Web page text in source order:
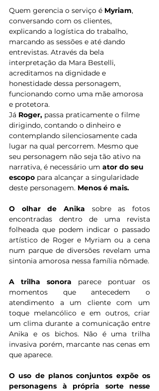
Quem gerencia o serviço é Myriam,
conversando com os clientes,
explicando a logística do trabalho,
marcando as sessões e até dando
entrevistas. Através da bela
interpretação da Mara Bestelli,
acreditamos na dignidade e
honestidade dessa personagem,
funcionando como uma mãe amorosa
e protetora.
Já Roger, passa praticamente o filme
dirigindo, contando o dinheiro e
contemplando silenciosamente cada
lugar na qual percorrem. Mesmo que
seu personagem não seja tão ativo na
narrativa, é necessário um ator do seu
escopo para alcançar a singularidade
deste personagem. Menos é mais.
O olhar de Anika sobre as fotos
encontradas dentro de uma revista
folheada que podem indicar o passado
artístico de Roger e Myriam ou a cena
num parque de diversões revelam uma
sintonia amorosa nessa família nômade.
A trilha sonora parece pontuar os
momentos que antecedem o
atendimento a um cliente com um
toque melancólico e em outros, criar
um clima durante a comunicação entre
Anika e os bichos. Não é uma trilha
invasiva porém, marcante nas cenas em
que aparece.
O uso de planos conjuntos expõe os
personagens à própria sorte nesse